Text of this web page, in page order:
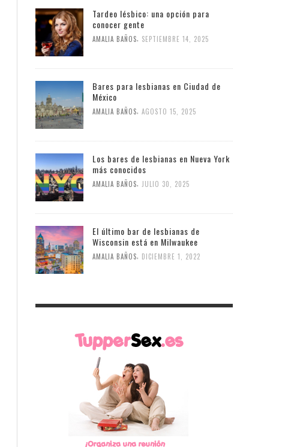
Tardeo lésbico: una opción para
conocer gente
AMALIA BAÑOS SEPTIEMBRE 14, 2025
Bares para lesbianas en Ciudad de
México
AMALIA BAÑOS AGOSTO 15, 2025
Los bares de lesbianas en Nueva York
más conocidos
AMALIA BAÑOS JULIO 30, 2025
El último bar de lesbianas de
Wisconsin está en Milwaukee
AMALIA BAÑOS DICIEMBRE 1, 2022